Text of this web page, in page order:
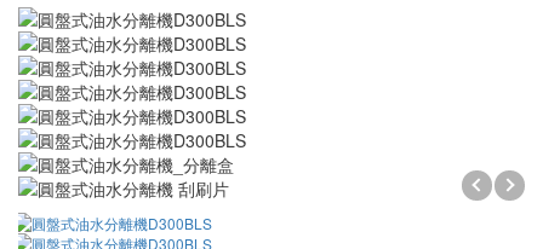
圓盤式系列
泵浦式系列
皮帶式系列
LED工作燈
交流低壓系列
超音波清洗機